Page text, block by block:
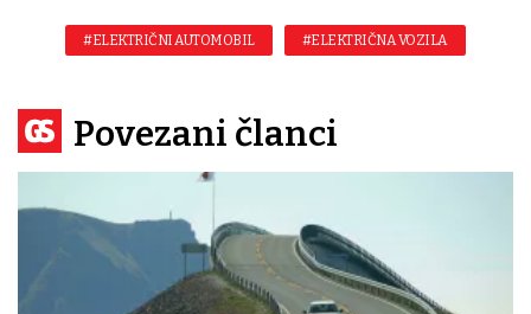
#ELEKTRIČNI AUTOMOBIL #ELEKTRIČNA VOZILA
Povezani članci